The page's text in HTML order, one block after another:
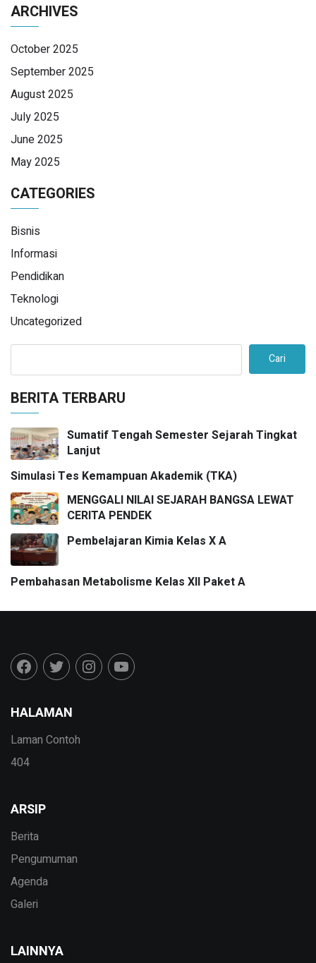
ARCHIVES
October 2025
September 2025
August 2025
July 2025
June 2025
May 2025
CATEGORIES
Bisnis
Informasi
Pendidikan
Teknologi
Uncategorized
Cari
BERITA TERBARU
Sumatif Tengah Semester Sejarah Tingkat
Lanjut
Simulasi Tes Kemampuan Akademik (TKA)
MENGGALI NILAI SEJARAH BANGSA LEWAT
CERITA PENDEK
Pembelajaran Kimia Kelas X A
Pembahasan Metabolisme Kelas XII Paket A
HALAMAN
Laman Contoh
404
ARSIP
Berita
Pengumuman
Agenda
Galeri
LAINNYA